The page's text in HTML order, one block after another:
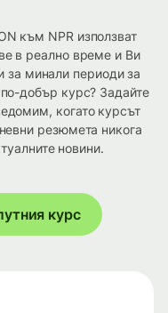
към NPR използват
в реално време и Ви
за минали периоди за
добър курс? Задайте
когато курсът
резюмета никога
новини.
курс